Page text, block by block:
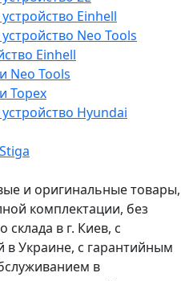
Einhell
Neo Tools
Einhell
Neo Tools
Topex
Hyundai
и оригинальные товары,
комплектации, без
склада в г. Киев, с
Украине, с гарантийным
в